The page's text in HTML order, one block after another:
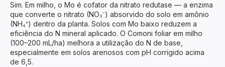
Sim. Em milho, o Mo é cofator da nitrato redutase — a enzima
que converte o nitrato (NO₃⁻) absorvido do solo em amônio
(NH₄⁺) dentro da planta. Solos com Mo baixo reduzem a
eficiência do N mineral aplicado. O Comoni foliar em milho
(100–200 mL/ha) melhora a utilização do N de base,
especialmente em solos arenosos com pH corrigido acima
de 6,5.